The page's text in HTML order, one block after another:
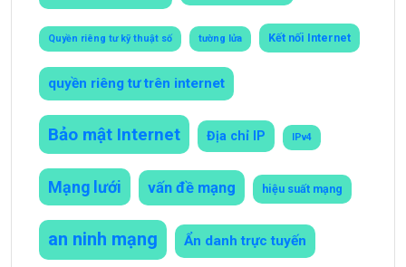
Quyền riêng tư kỹ thuật số tường lửa Kết nối Internet
quyền riêng tư trên internet
Bảo mật Internet Địa chỉ IP IPv4
Mạng lưới vấn đề mạng hiệu suất mạng
an ninh mạng Ẩn danh trực tuyến